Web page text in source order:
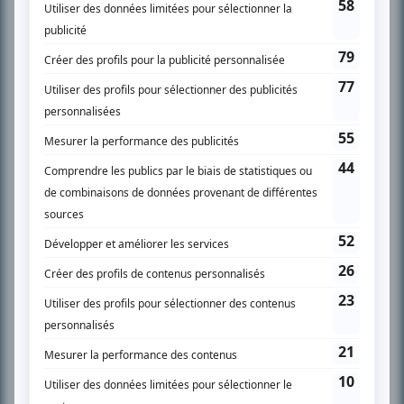
SUR LE RÉSEAU BIZZ MÉDIA
PLAN DU SITE
Accueil
Liste des oeuvres
Recherche avancée
À propos
Nous contacter
Termes et conditions
Politique de confidentialité
Gestion du consentement